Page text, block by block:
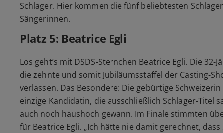
Schlager. Hier kommen die fünf beliebtesten
Sängerinnen.
Platz 5: Beatrice Egli
Los geht’s mit DSDS-Sternchen Beatrice Egli. Die 32-
die zehnte und somit Jubiläumsstaffel der Casting-
verlassen. Das Besondere: Die gebürtige
einzige Kandidatin, die ausschließlich Schlager-Titel
auch noch haushoch gewann. Im Finale stimmten
für Beatrice Egli. „Ich hätte nie damit gerechnet, dass